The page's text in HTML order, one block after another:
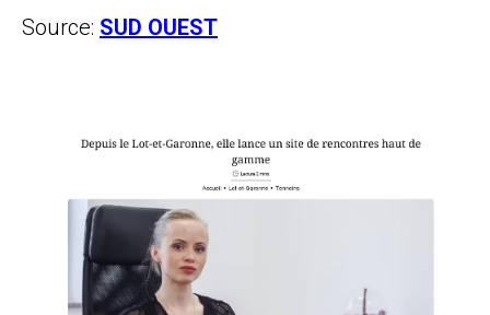
Source: SUD OUEST